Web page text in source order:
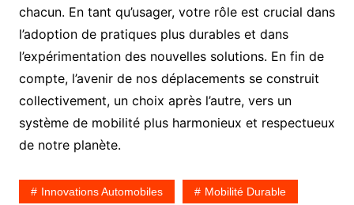
chacun. En tant qu’usager, votre rôle est crucial dans
l’adoption de pratiques plus durables et dans
l’expérimentation des nouvelles solutions. En fin de
compte, l’avenir de nos déplacements se construit
collectivement, un choix après l’autre, vers un
système de mobilité plus harmonieux et respectueux
de notre planète.
Innovations Automobiles Mobilité Durable